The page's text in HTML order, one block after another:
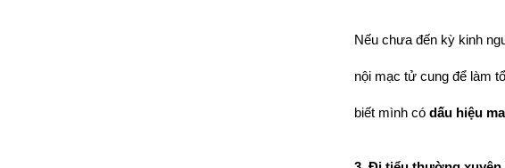
Nếu chưa đến kỳ kinh
nội mạc tử cung để làm
biết mình có dấu hiệu